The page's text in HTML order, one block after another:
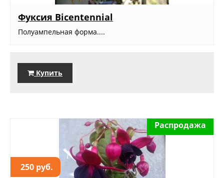
Фуксия Bicentennial
Полуампельная форма....
Купить
250 руб.
Распродажа